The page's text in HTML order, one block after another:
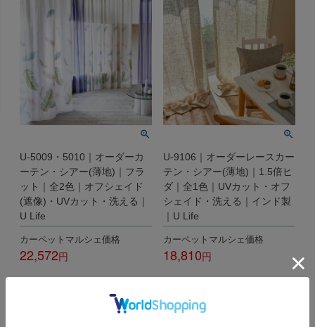
U-5009・5010｜オーダーカ
ーテン・シアー(薄地)｜フラ
ット｜全2色｜オフシェイド
(遮像)・UVカット・洗える｜
U Life
カーペットマルシェ価格
22,572
U-9106｜オーダーレースカー
テン・シアー(薄地)｜1.5倍ヒ
ダ｜全1色｜UVカット・オフ
シェイド・洗える｜インド製
｜U Life
カーペットマルシェ価格
18,810